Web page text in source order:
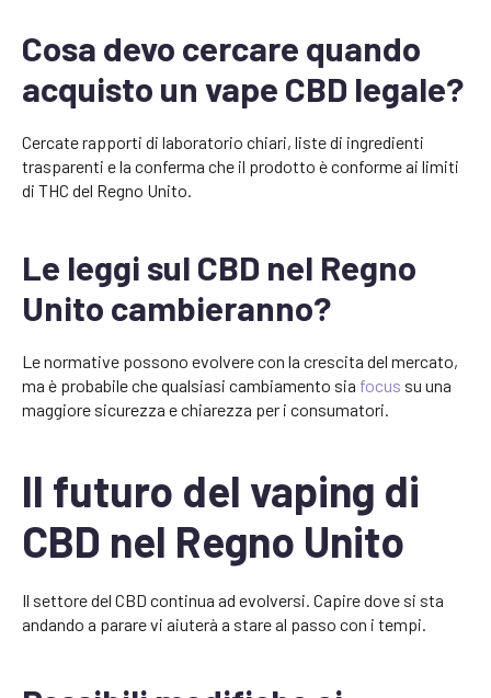
Cosa devo cercare quando
acquisto un vape CBD legale?
Cercate rapporti di laboratorio chiari, liste di ingredienti
trasparenti e la conferma che il prodotto è conforme ai limiti
di THC del Regno Unito.
Le leggi sul CBD nel Regno
Unito cambieranno?
Le normative possono evolvere con la crescita del mercato,
ma è probabile che qualsiasi cambiamento sia focus su una
maggiore sicurezza e chiarezza per i consumatori.
Il futuro del vaping di
CBD nel Regno Unito
Il settore del CBD continua ad evolversi. Capire dove si sta
andando a parare vi aiuterà a stare al passo con i tempi.